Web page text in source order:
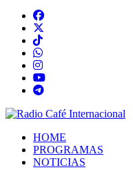
HOME
PROGRAMAS
NOTICIAS